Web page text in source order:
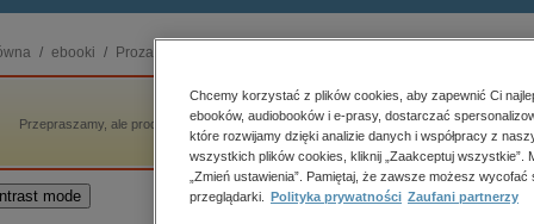
aranżacja wnętrz
branżowe, gospodarka
wydania
polityka, społeczno-
psychologiczne
inne
popularno-naukowe
historia
ebooki Proza
Przepraszamy, ale produkt „Mroczniejszy odcień magii” nie jest dostępny.
mode
Chcemy korzystać z plików cookies, aby zapewnić Ci
ebooków, audiobooków i e-prasy, dostarczać
które rozwijamy dzięki analizie danych i współpracy z
wszystkich plików cookies, kliknij „Zaakceptuj
„Zmień ustawienia”. Pamiętaj, że zawsze możesz
przeglądarki.
Polityka prywatności Zaufani partnerzy